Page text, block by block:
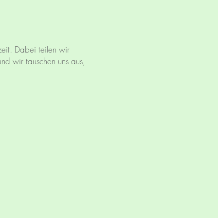
Dabei teilen wir
wir tauschen uns aus,